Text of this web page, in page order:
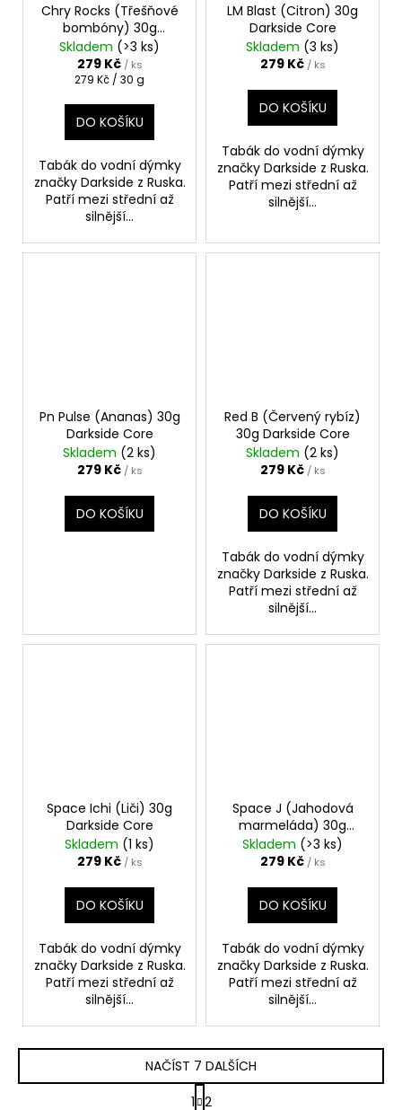
Chry Rocks (Třešňové
bombóny) 30g
Darkside Core
Skladem (>3 ks)
279 Kč / ks
Měrná
279 Kč / 30 g
DO KOŠÍKU
Tabák do vodní dýmky
značky Darkside z Ruska.
Patří mezi střední až
silnější...
LM Blast (Citron) 30g
Darkside Core
Skladem (3 ks)
279 Kč / ks
DO KOŠÍKU
Tabák do vodní dýmky
značky Darkside z Ruska.
Patří mezi střední až
silnější...
Pn Pulse (Ananas) 30g
Darkside Core
Skladem (2 ks)
279 Kč / ks
DO KOŠÍKU
Red B (Červený rybíz)
30g Darkside Core
Skladem (2 ks)
279 Kč / ks
DO KOŠÍKU
Tabák do vodní dýmky
značky Darkside z Ruska.
Patří mezi střední až
silnější...
Space Ichi (Liči) 30g
Darkside Core
Skladem (1 ks)
279 Kč / ks
DO KOŠÍKU
Tabák do vodní dýmky
značky Darkside z Ruska.
Patří mezi střední až
silnější...
Space J (Jahodová
marmeláda) 30g
Darkside Core
Skladem (>3 ks)
279 Kč / ks
DO KOŠÍKU
Tabák do vodní dýmky
značky Darkside z Ruska.
Patří mezi střední až
silnější...
NAČÍST 7 DALŠÍCH
S
1 2